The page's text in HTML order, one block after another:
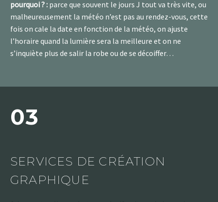
pourquoi ? : parce que souvent le jours J tout va très vite, ou
malheureusement la météo n’est pas au rendez-vous, cette
fois on cale la date en fonction de la météo, on ajuste
l’horaire quand la lumière sera la meilleure et on ne
s’inquiète plus de salir la robe ou de se décoiffer…
03
SERVICES DE CRÉATION
GRAPHIQUE